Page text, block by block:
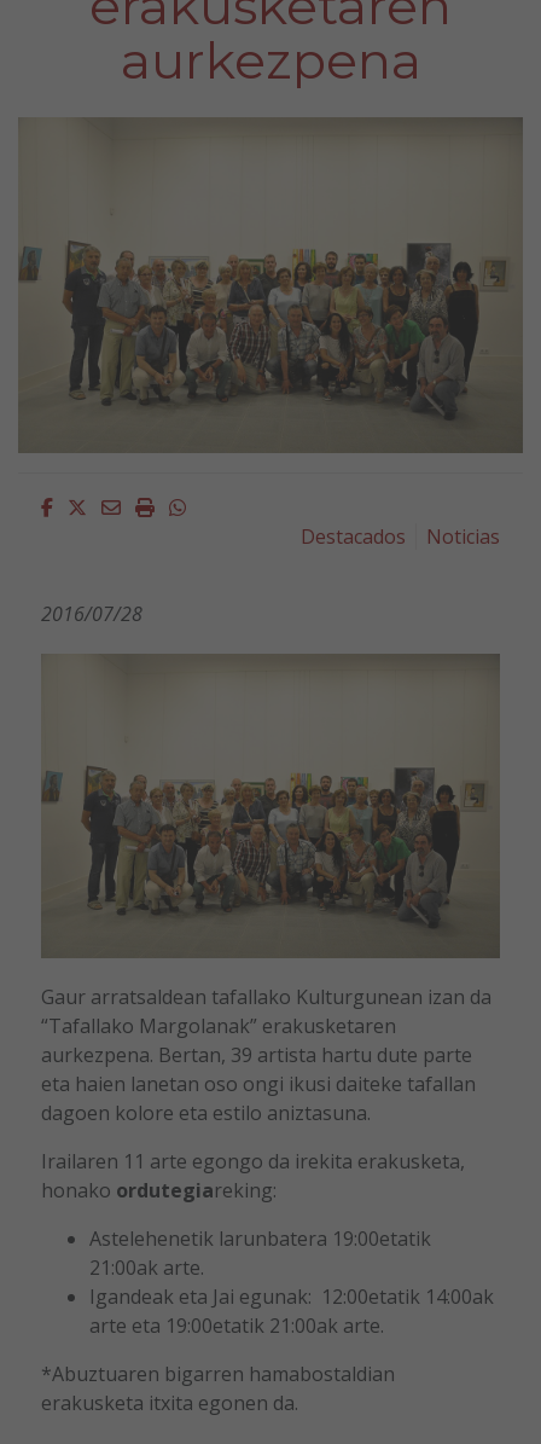
aurkezpena
Facebook
Twitter
EmailImprimirWhatsapp
Destacados
Noticias
2016/07/28
Gaur arratsaldean tafallako Kulturgunean izan da
“Tafallako Margolanak” erakusketaren
aurkezpena. Bertan, 39 artista hartu dute parte
eta haien lanetan oso ongi ikusi daiteke tafallan
dagoen kolore eta estilo aniztasuna.
Irailaren 11 arte egongo da irekita erakusketa,
honako ordutegiareking:
Astelehenetik larunbatera 19:00etatik
21:00ak arte.
Igandeak eta Jai egunak: 12:00etatik 14:00ak
arte eta 19:00etatik 21:00ak arte.
*Abuztuaren bigarren hamabostaldian
erakusketa itxita egonen da.